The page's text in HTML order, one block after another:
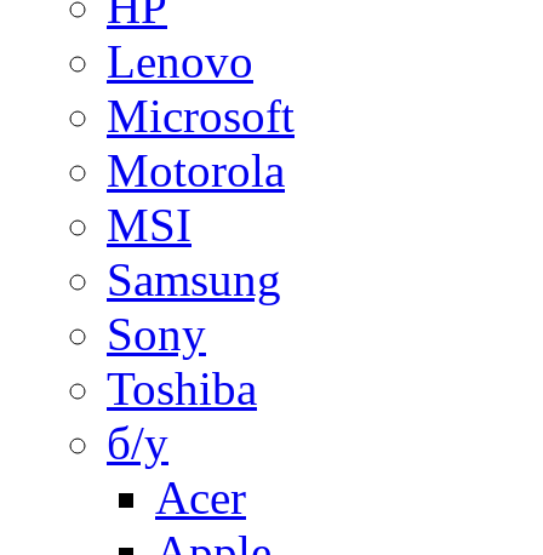
Lenovo
Microsoft
Motorola
MSI
Samsung
Sony
Toshiba
б/у
Acer